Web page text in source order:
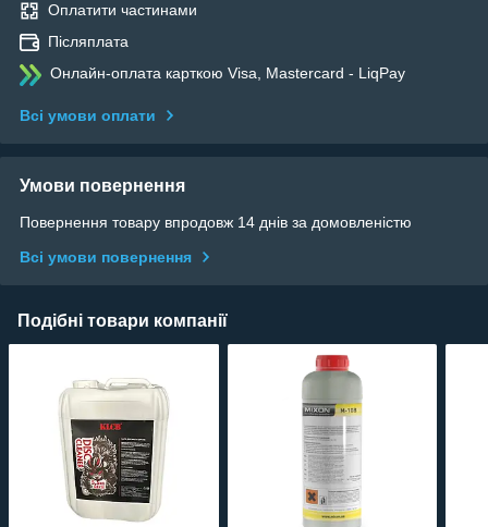
Оплатити частинами
Післяплата
Онлайн-оплата карткою Visa, Mastercard - LiqPay
Всі умови оплати
Умови повернення
Повернення товару впродовж 14 днів за домовленістю
Всі умови повернення
Подібні товари компанії